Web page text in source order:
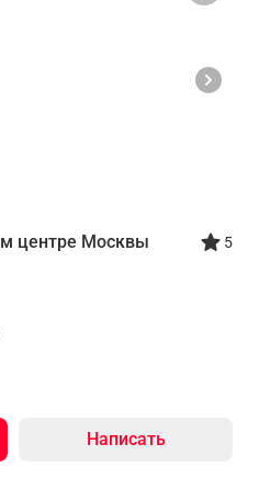
центре Москвы 5
Написать